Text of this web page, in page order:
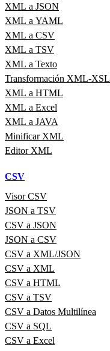
XML a JSON
XML a YAML
XML a CSV
XML a TSV
XML a Texto
Transformación XML-XSL
XML a HTML
XML a Excel
XML a JAVA
Minificar XML
Editor XML
CSV
Visor CSV
JSON a TSV
CSV a JSON
JSON a CSV
CSV a XML/JSON
CSV a XML
CSV a HTML
CSV a TSV
CSV a Datos Multilínea
CSV a SQL
CSV a Excel